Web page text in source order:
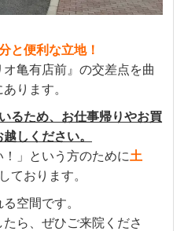
と便利な立地！
亀有店前』の交差点を曲
ります。
るため、お仕事帰りやお買
しください。
」という方のために土
しております。
空間です。
ら、ぜひご来院くださ